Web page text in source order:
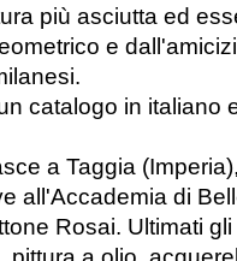
più asciutta ed
e
catalogo in italiano
a Taggia
all'Accademia di
Rosai. Ultimati